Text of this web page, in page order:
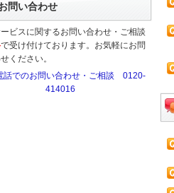
問い合わせ
ビスに関するお問い合わせ・ご相談
で受け付けております。お気軽にお問
ください。